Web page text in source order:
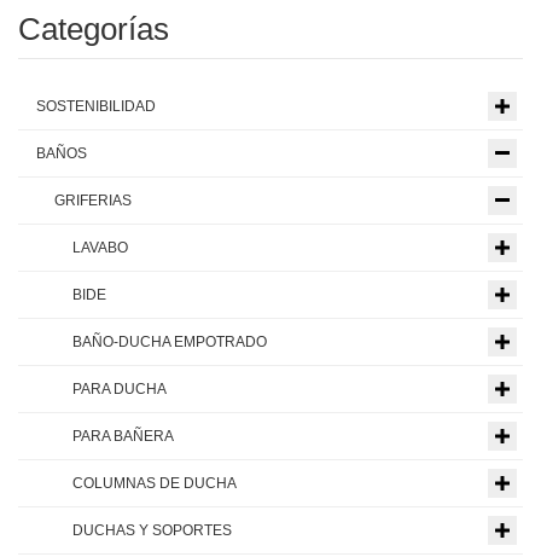
Categorías
SOSTENIBILIDAD
BAÑOS
GRIFERIAS
LAVABO
BIDE
BAÑO-DUCHA EMPOTRADO
PARA DUCHA
PARA BAÑERA
COLUMNAS DE DUCHA
DUCHAS Y SOPORTES